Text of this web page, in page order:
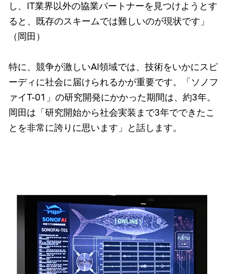
し、IT業界以外の協業パートナーを見つけようとす
ると、既存のスキームでは難しいのが現状です」
（岡田）
特に、競争が激しいAI領域では、技術をいかにスピ
ーディに社会に届けられるかが重要です。「ソノフ
ァイT-01」の研究開発にかかった期間は、約3年。
岡田は「研究開始から社会実装まで3年でできたこ
とを非常に誇りに思います」と話します。